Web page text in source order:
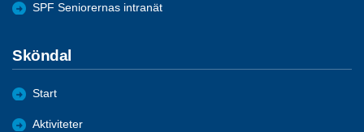
SPF Seniorernas intranät
Sköndal
Start
Aktiviteter